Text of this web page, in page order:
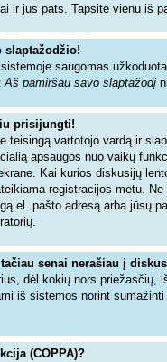
ir jūs pats. Tapsite vienu iš
slaptažodžio!
saugomas
Aš pamiršau savo slaptažodį
prisijungti!
teisingą vartotojo vardą ir
apsaugos nuo vaikų
Kai kurios diskusijų
registracijos metu.
el. pašto adresą arba jūsų
senai nerašiau į
dėl kokių nors priežasčių,
iš sistemos norint
(COPPA)?